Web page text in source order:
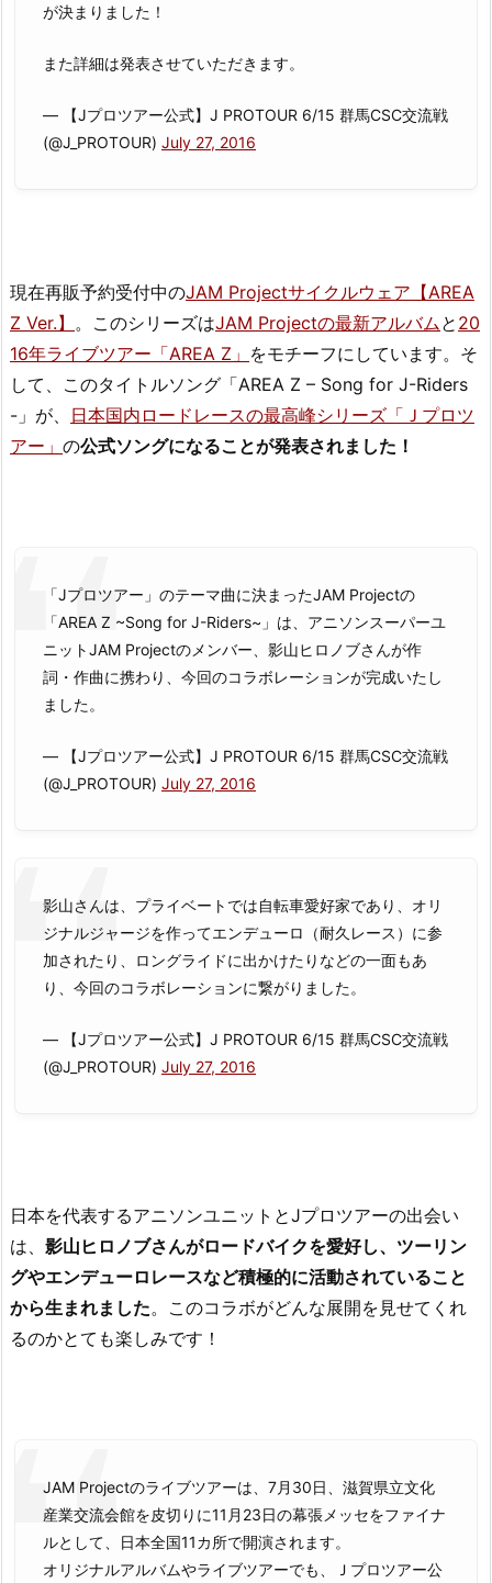
が決まりました！
また詳細は発表させていただきます。
— 【Jプロツアー公式】J PROTOUR 6/15 群馬CSC交流戦
(@J_PROTOUR) July 27, 2016
現在再販予約受付中のJAM Projectサイクルウェア【AREA
Z Ver.】 。このシリーズはJAM Projectの最新アルバム と 20
16年ライブツアー「AREA Z」 をモチーフにしています。そ
して、このタイトルソング「AREA Z – Song for J-Riders
-」が、 日本国内ロードレースの最高峰シリーズ「Ｊプロツ
アー」 の公式ソングになることが発表されました！
「Jプロツアー」のテーマ曲に決まったJAM Projectの
「AREA Z ~Song for J-Riders~」は、アニソンスーパーユ
ニットJAM Projectのメンバー、影山ヒロノブさんが作
詞・作曲に携わり、今回のコラボレーションが完成いたし
ました。
— 【Jプロツアー公式】J PROTOUR 6/15 群馬CSC交流戦
(@J_PROTOUR) July 27, 2016
影山さんは、プライベートでは自転車愛好家であり、オリ
ジナルジャージを作ってエンデューロ（耐久レース）に参
加されたり、ロングライドに出かけたりなどの一面もあ
り、今回のコラボレーションに繋がりました。
— 【Jプロツアー公式】J PROTOUR 6/15 群馬CSC交流戦
(@J_PROTOUR) July 27, 2016
日本を代表するアニソンユニットとJプロツアーの出会い
は、 影山ヒロノブさんがロードバイクを愛好し、ツーリン
グやエンデューロレースなど積極的に活動されていること
から生まれました。このコラボがどんな展開を見せてくれ
るのかとても楽しみです！
JAM Projectのライブツアーは、7月30日、滋賀県立文化
産業交流会館を皮切りに11月23日の幕張メッセをファイナ
ルとして、日本全国11カ所で開演されます。
オリジナルアルバムやライブツアーでも、Ｊプロツアー公